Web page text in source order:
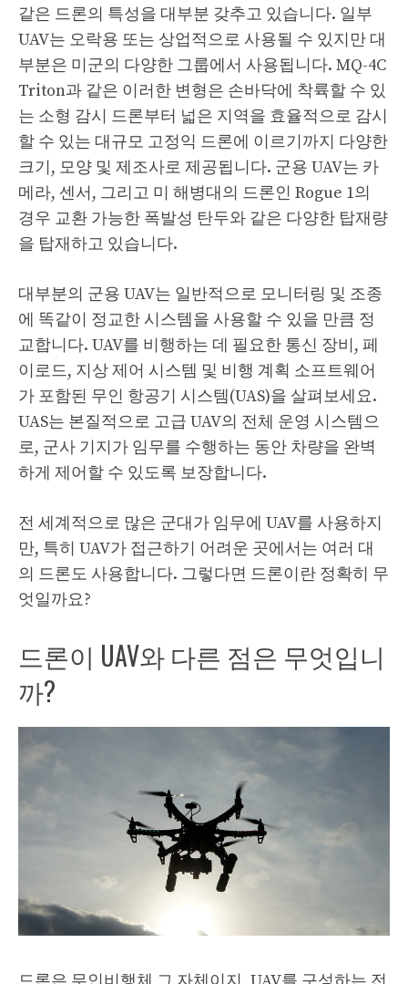
같은 드론의 특성을 대부분 갖추고 있습니다. 일부
UAV는 오락용 또는 상업적으로 사용될 수 있지만 대
부분은 미군의 다양한 그룹에서 사용됩니다. MQ-4C
Triton과 같은 이러한 변형은 손바닥에 착륙할 수 있
는 소형 감시 드론부터 넓은 지역을 효율적으로 감시
할 수 있는 대규모 고정익 드론에 이르기까지 다양한
크기, 모양 및 제조사로 제공됩니다. 군용 UAV는 카
메라, 센서, 그리고 미 해병대의 드론인 Rogue 1의
경우 교환 가능한 폭발성 탄두와 같은 다양한 탑재량
을 탑재하고 있습니다.
대부분의 군용 UAV는 일반적으로 모니터링 및 조종
에 똑같이 정교한 시스템을 사용할 수 있을 만큼 정
교합니다. UAV를 비행하는 데 필요한 통신 장비, 페
이로드, 지상 제어 시스템 및 비행 계획 소프트웨어
가 포함된 무인 항공기 시스템(UAS)을 살펴보세요.
UAS는 본질적으로 고급 UAV의 전체 운영 시스템으
로, 군사 기지가 임무를 수행하는 동안 차량을 완벽
하게 제어할 수 있도록 보장합니다.
전 세계적으로 많은 군대가 임무에 UAV를 사용하지
만, 특히 UAV가 접근하기 어려운 곳에서는 여러 대
의 드론도 사용합니다. 그렇다면 드론이란 정확히 무
엇일까요?
드론이 UAV와 다른 점은 무엇입니
까?